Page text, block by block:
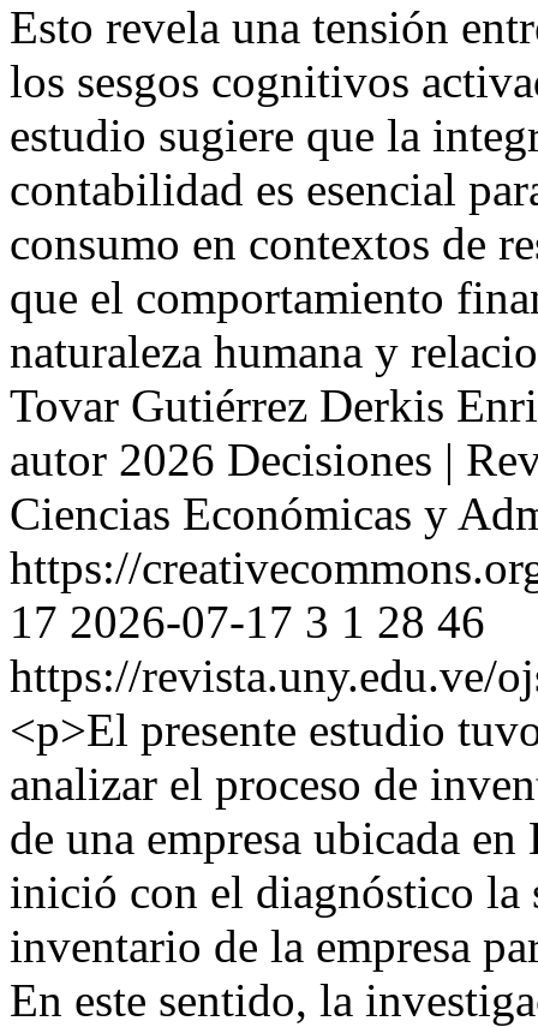
Esto revela una tensión
los sesgos cognitivos
estudio sugiere que la
contabilidad es esencial
consumo en contextos de
que el comportamiento
naturaleza humana y
Tovar Gutiérrez Derkis
autor 2026 Decisiones |
Ciencias Económicas y
https://
17 2026-07-17 3 1 28 46
https://revista.uny.edu.ve/
<p>El presente estudio
analizar el proceso de
de una empresa ubicada
inició con el diagnóstico la
inventario de la empresa
En este sentido, la